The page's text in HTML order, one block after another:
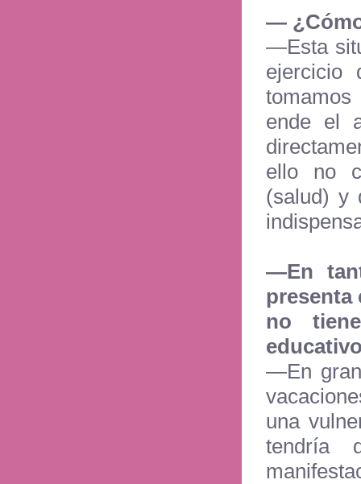
—
—Esta
ejercicio
ende el
ello no
(salud) y
—En
presenta
no
—En
una
tendría